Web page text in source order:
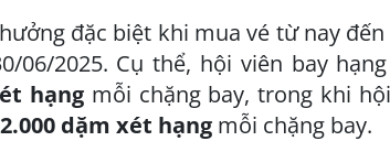
đặc biệt khi mua vé từ nay
06/2025. Cụ thể, hội viên bay hạng
hạng mỗi chặng bay, trong khi
2.000 dặm xét hạng mỗi chặng bay.